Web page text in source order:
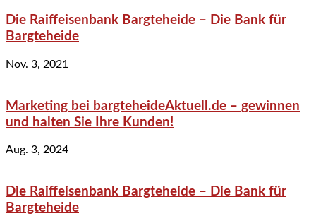
Die Raiffeisenbank Bargteheide – Die Bank für
Bargteheide
Nov. 3, 2021
Marketing bei bargteheideAktuell.de – gewinnen
und halten Sie Ihre Kunden!
Aug. 3, 2024
Die Raiffeisenbank Bargteheide – Die Bank für
Bargteheide